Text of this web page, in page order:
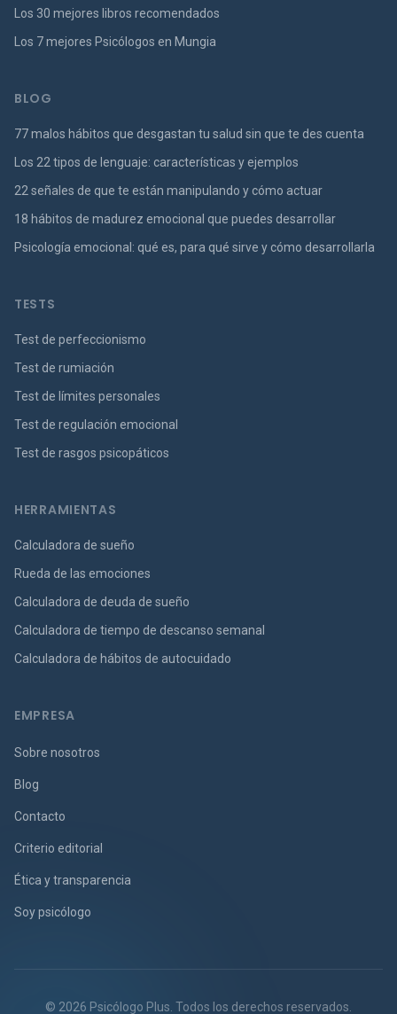
Los 30 mejores libros recomendados
Los 7 mejores Psicólogos en Mungia
BLOG
77 malos hábitos que desgastan tu salud sin que te des cuenta
Los 22 tipos de lenguaje: características y ejemplos
22 señales de que te están manipulando y cómo actuar
18 hábitos de madurez emocional que puedes desarrollar
Psicología emocional: qué es, para qué sirve y cómo desarrollarla
TESTS
Test de perfeccionismo
Test de rumiación
Test de límites personales
Test de regulación emocional
Test de rasgos psicopáticos
HERRAMIENTAS
Calculadora de sueño
Rueda de las emociones
Calculadora de deuda de sueño
Calculadora de tiempo de descanso semanal
Calculadora de hábitos de autocuidado
EMPRESA
Sobre nosotros
Blog
Contacto
Criterio editorial
Ética y transparencia
Soy psicólogo
© 2026 Psicólogo Plus. Todos los derechos reservados.